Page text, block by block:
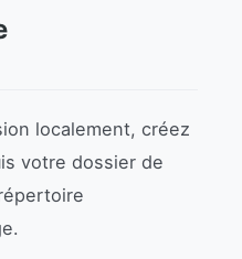
localement, créez
votre dossier de